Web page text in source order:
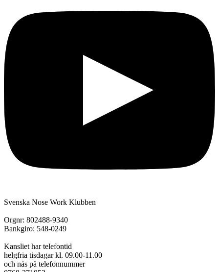
Svenska Nose Work Klubben
Orgnr: 802488-9340
Bankgiro: 548-0249
Kansliet har telefontid
helgfria tisdagar kl. 09.00-11.00
och nås på telefonnummer